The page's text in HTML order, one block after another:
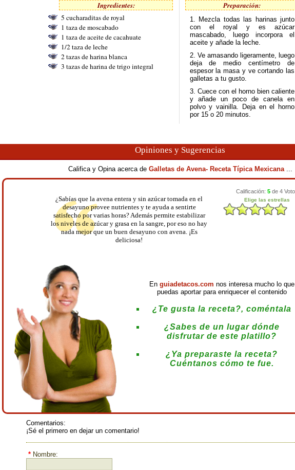
Ingredientes:
5 cucharaditas de royal
1 taza de moscabado
1 taza de aceite de cacahuate
1/2 taza de leche
2 tazas de harina blanca
3 tazas de harina de trigo integral
Preparación:
1. Mezcla todas las harinas junto
con el royal y es azúcar
mascabado, luego incorpora el
aceite y añade la leche.
2. Ve amasando ligeramente, luego
deja de medio centímetro de
espesor la masa y ve cortando las
galletas a tu gusto.
3. Cuece con el horno bien caliente
y añade un poco de canela en
polvo y vainilla. Deja en el horno
por 15 o 20 minutos.
Opiniones y Sugerencias
Califica y Opina acerca de Galletas de Avena- Receta Típica Mexicana ...
¿Sabías que la avena entera y sin azúcar tomada en el
desayuno provee nutrientes y te ayuda a sentirte
satisfecho por varias horas? Además permite estabilizar
los niveles de azúcar y grasa en la sangre, por eso no hay
nada mejor que un buen desayuno con avena. ¡Es
deliciosa!
En guiadetacos.com nos interesa mucho lo que
puedas aportar para enriquecer el contenido
¿Te gusta la receta?, coméntala
¿Sabes de un lugar dónde
disfrutar de este platillo?
¿Ya preparaste la receta?
Cuéntanos cómo te fue.
Comentarios:
¡Sé el primero en dejar un comentario!
* Nombre: